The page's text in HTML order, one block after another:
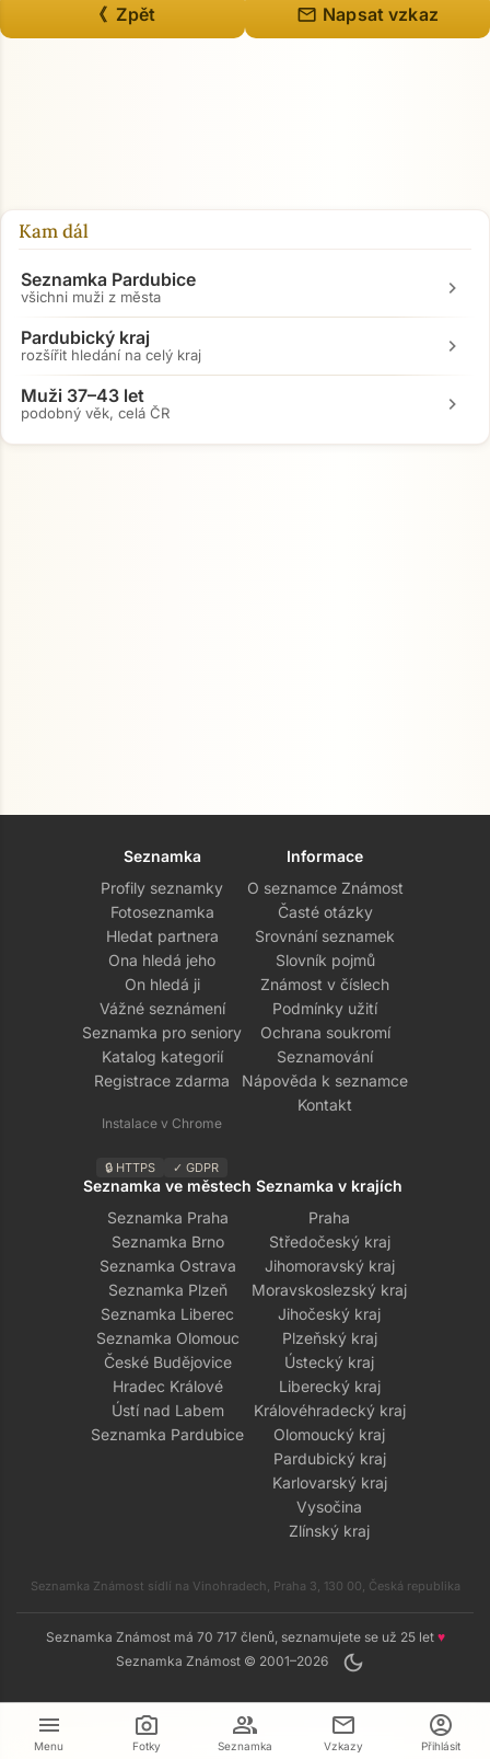
menu
Menu
camera_alt
Fotky
group
Seznamka
mail
Vzkazy
account_circle
Přihlásit
《 Zpět mail Napsat vzkaz
Kam dál
Seznamka Pardubice
všichni muži z města chevron_right
Pardubický kraj
rozšířit hledání na celý kraj chevron_right
Muži 37–43 let
podobný věk, celá ČR chevron_right
Seznamka
Profily seznamky
Fotoseznamka
Hledat partnera
Ona hledá jeho
On hledá ji
Vážné seznámení
Seznamka pro seniory
Katalog kategorií
Registrace zdarma
Instalace v Chrome
🔒 HTTPS ✓ GDPR
Informace
O seznamce Známost
Časté otázky
Srovnání seznamek
Slovník pojmů
Známost v číslech
Podmínky užití
Ochrana soukromí
Seznamování
Nápověda k seznamce
Kontakt
Seznamka ve městech
Seznamka Praha
Seznamka Brno
Seznamka Ostrava
Seznamka Plzeň
Seznamka Liberec
Seznamka Olomouc
České Budějovice
Hradec Králové
Ústí nad Labem
Seznamka Pardubice
Seznamka v krajích
Praha
Středočeský kraj
Jihomoravský kraj
Moravskoslezský kraj
Jihočeský kraj
Plzeňský kraj
Ústecký kraj
Liberecký kraj
Královéhradecký kraj
Olomoucký kraj
Pardubický kraj
Karlovarský kraj
Vysočina
Zlínský kraj
Seznamka Známost sídlí na Vinohradech, Praha 3, 130 00, Česká republika
Seznamka Známost má 70 717 členů, seznamujete se už 25 let ♥
Seznamka Známost © 2001–2026
dark_mode